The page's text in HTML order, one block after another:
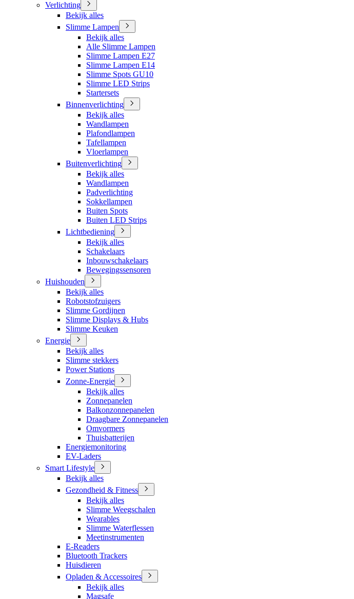
Verlichting
Bekijk alles
Slimme Lampen
Bekijk alles
Alle Slimme Lampen
Slimme Lampen E27
Slimme Lampen E14
Slimme Spots GU10
Slimme LED Strips
Startersets
Binnenverlichting
Bekijk alles
Wandlampen
Plafondlampen
Tafellampen
Vloerlampen
Buitenverlichting
Bekijk alles
Wandlampen
Padverlichting
Sokkellampen
Buiten Spots
Buiten LED Strips
Lichtbediening
Bekijk alles
Schakelaars
Inbouwschakelaars
Bewegingssensoren
Huishouden
Bekijk alles
Robotstofzuigers
Slimme Gordijnen
Slimme Displays & Hubs
Slimme Keuken
Energie
Bekijk alles
Slimme stekkers
Power Stations
Zonne-Energie
Bekijk alles
Zonnepanelen
Balkonzonnepanelen
Draagbare Zonnepanelen
Omvormers
Thuisbatterijen
Energiemonitoring
EV-Laders
Smart Lifestyle
Bekijk alles
Gezondheid & Fitness
Bekijk alles
Slimme Weegschalen
Wearables
Slimme Waterflessen
Meetinstrumenten
E-Readers
Bluetooth Trackers
Huisdieren
Opladen & Accessoires
Bekijk alles
Magsafe